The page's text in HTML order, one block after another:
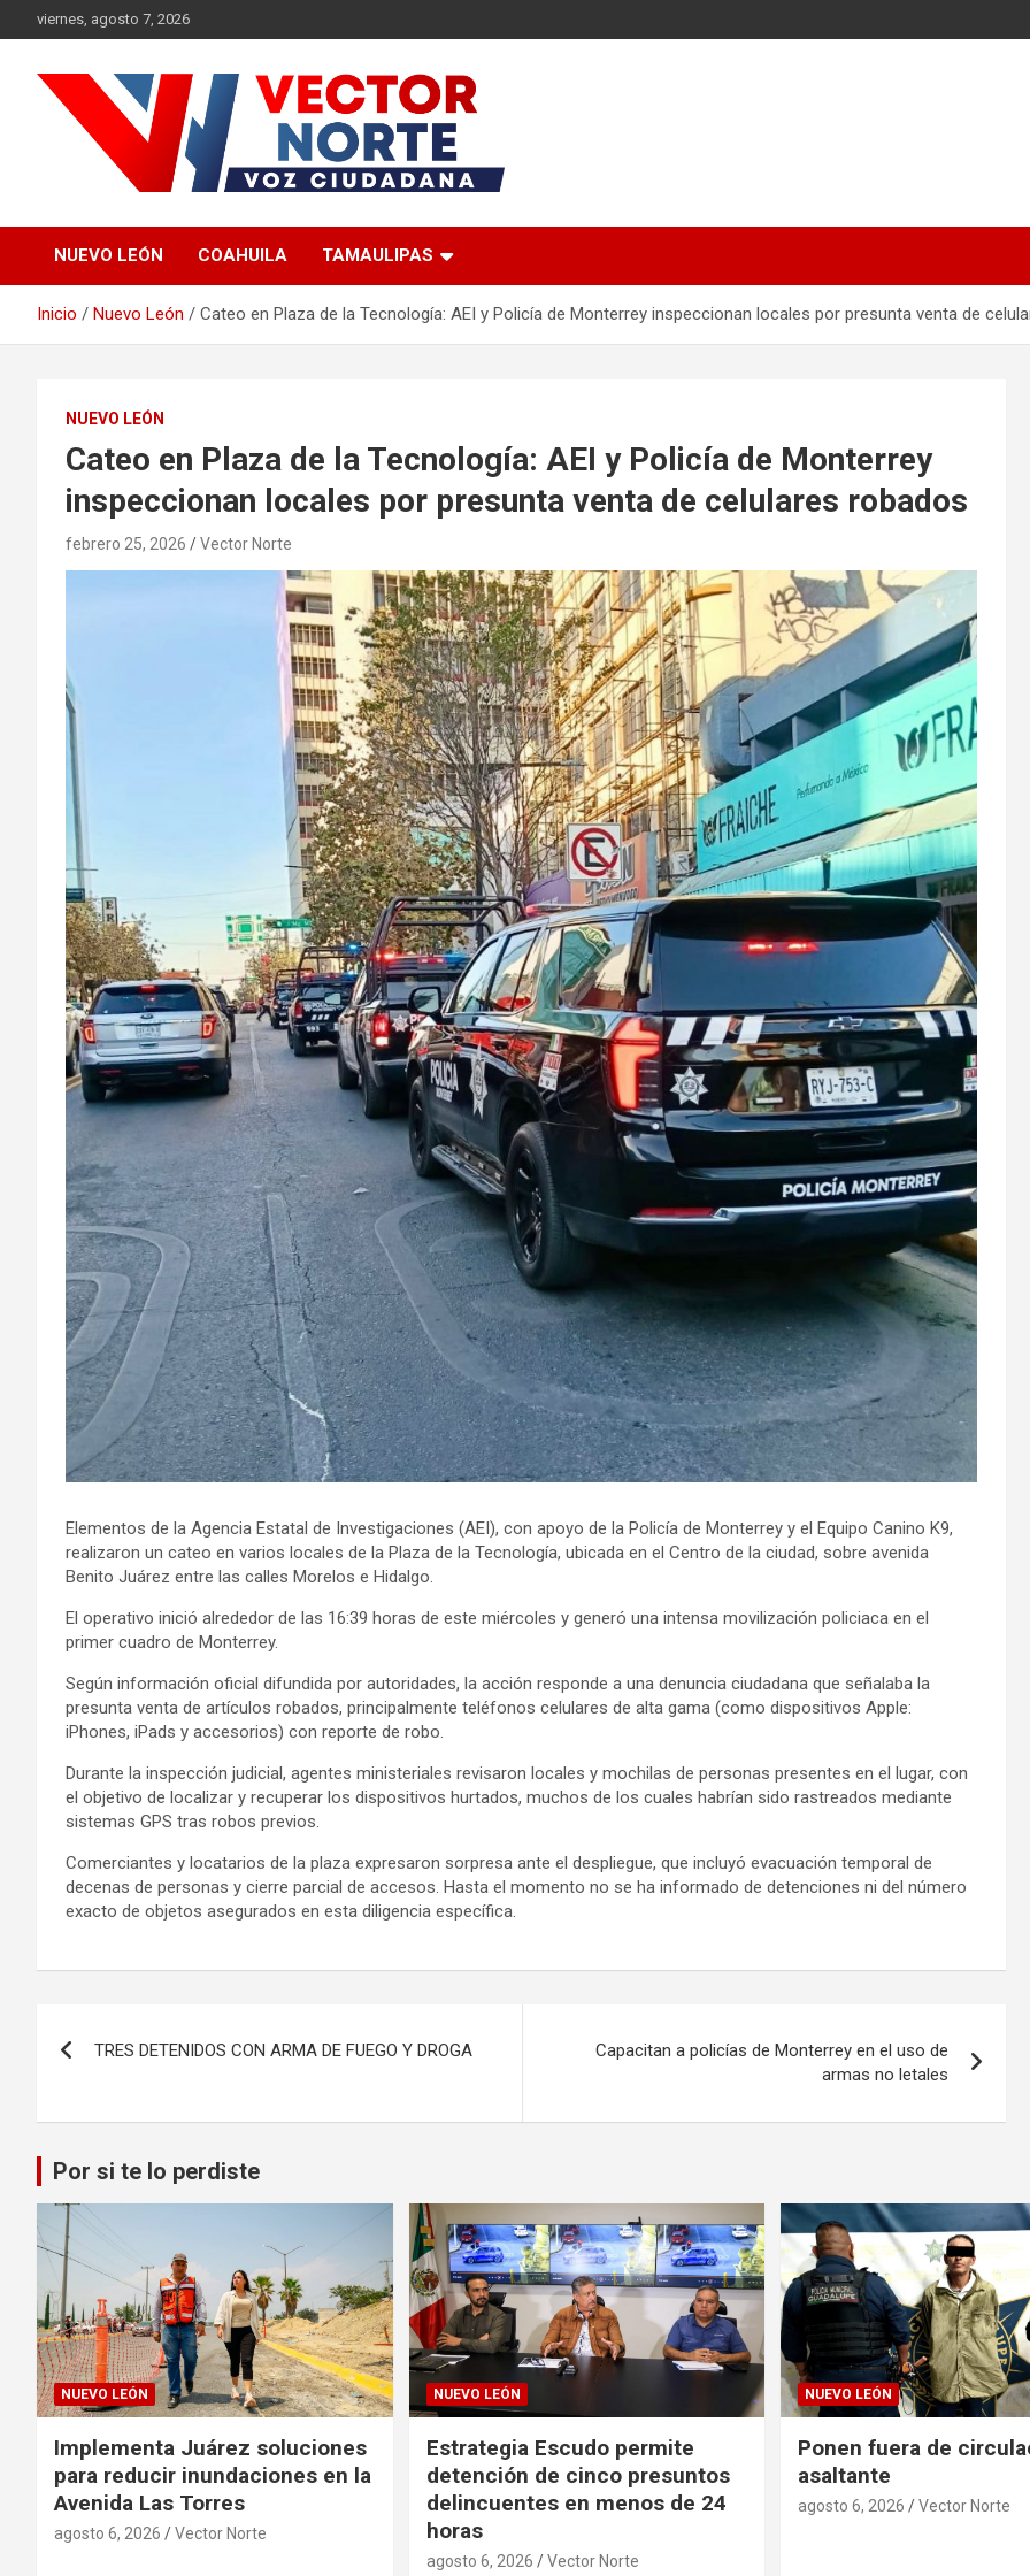
al
viernes, agosto 7, 2026
Vector Norte
NUEVO LEÓN COAHUILA TAMAULIPAS
Inicio Nuevo León Cateo en Plaza de la Tecnología: AEI y Policía de Monterrey inspeccionan locales por presunta venta de
NUEVO LEÓN
Cateo en Plaza de la Tecnología: AEI y Policía de Monterrey
inspeccionan locales por presunta venta de celulares robados
febrero 25, 2026 Vector Norte
Elementos de la Agencia Estatal de Investigaciones (AEI), con apoyo de la Policía de Monterrey y el Equipo Canino K9,
realizaron un cateo en varios locales de la Plaza de la Tecnología, ubicada en el Centro de la ciudad, sobre avenida
Benito Juárez entre las calles Morelos e Hidalgo.
El operativo inició alrededor de las 16:39 horas de este miércoles y generó una intensa movilización policiaca en el
primer cuadro de Monterrey.
Según información oficial difundida por autoridades, la acción responde a una denuncia ciudadana que señalaba la
presunta venta de artículos robados, principalmente teléfonos celulares de alta gama (como dispositivos Apple:
iPhones, iPads y accesorios) con reporte de robo.
Durante la inspección judicial, agentes ministeriales revisaron locales y mochilas de personas presentes en el lugar, con
el objetivo de localizar y recuperar los dispositivos hurtados, muchos de los cuales habrían sido rastreados mediante
sistemas GPS tras robos previos.
Comerciantes y locatarios de la plaza expresaron sorpresa ante el despliegue, que incluyó evacuación temporal de
decenas de personas y cierre parcial de accesos. Hasta el momento no se ha informado de detenciones ni del número
exacto de objetos asegurados en esta diligencia específica.
de
entradas
TRES DETENIDOS CON ARMA DE FUEGO Y DROGA
Capacitan a policías de Monterrey en el uso de
armas no letales
Por si te lo perdiste
NUEVO LEÓN
Implementa Juárez soluciones
para reducir inundaciones en la
Avenida Las Torres
agosto 6, 2026 Vector Norte
NUEVO LEÓN
Estrategia Escudo permite
detención de cinco presuntos
delincuentes en menos de 24
horas
agosto 6, 2026 Vector Norte
NUEVO LEÓN
Ponen fuera de
asaltante
agosto 6, 2026 Vector Norte